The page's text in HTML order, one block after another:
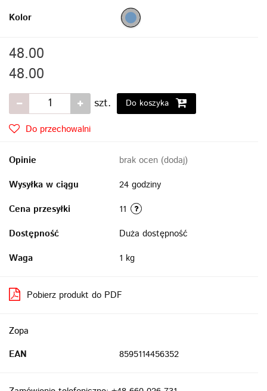
Kolor
48.00
48.00
szt. Do koszyka
Do przechowalni
Opinie brak ocen (dodaj)
Wysyłka w ciągu
24 godziny
Cena przesyłki
11
Dostępność
Duża dostępność
Waga
1 kg
Pobierz produkt do PDF
Zopa
EAN
8595114456352